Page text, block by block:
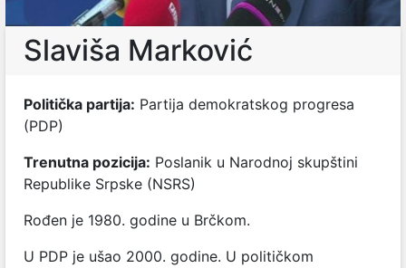
Slaviša Marković
Politička partija: Partija demokratskog progresa
(PDP)
Trenutna pozicija: Poslanik u Narodnoj skupštini
Republike Srpske (NSRS)
Rođen je 1980. godine u Brčkom.
U PDP je ušao 2000. godine. U političkom